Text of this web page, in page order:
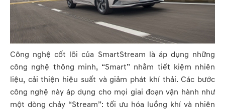
Công nghệ cốt lõi của SmartStream là áp dụng những
công nghệ thông minh, “Smart” nhằm tiết kiệm nhiên
liệu, cải thiện hiệu suất và giảm phát khí thải. Các bước
công nghệ này áp dụng cho mọi giai đoạn vận hành như
một dòng chảy “Stream”: tối ưu hóa luồng khí và nhiên